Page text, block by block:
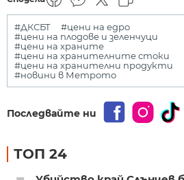
#ДКСБТ
#цени на едро
#цени на плодове и зеленчуци
#цени на храните
#цени на хранителните стоки
#цени на хранителни продукти
#новини в Метрото
Последвайте ни
ТОП 24